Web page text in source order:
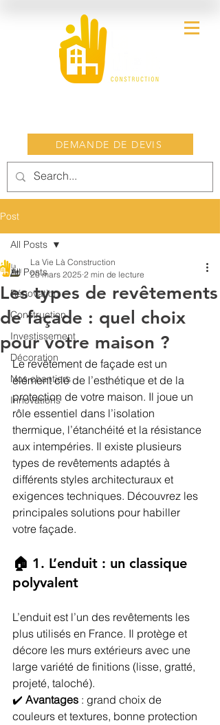
DEMANDE DE DEVIS
Post
All Posts
Rénovation
Construction
Investissement
Décoration
Nos chantiers
Innovations
All Posts
Les types de revêtements
de façade : quel choix
pour votre maison ?
La Vie Là Construction
20 mars 2025 2 min de lecture
Le revêtement de façade est un
élément clé de l’esthétique et de la
protection de votre maison. Il joue un
rôle essentiel dans l’isolation
thermique, l’étanchéité et la résistance
aux intempéries. Il existe plusieurs
types de revêtements adaptés à
différents styles architecturaux et
exigences techniques. Découvrez les
principales solutions pour habiller
votre façade.
🏠 1. L’enduit : un classique
polyvalent
L’enduit est l’un des revêtements les
plus utilisés en France. Il protège et
décore les murs extérieurs avec une
large variété de finitions (lisse, gratté,
projeté, taloché).
✔️ Avantages : grand choix de
couleurs et textures, bonne protection